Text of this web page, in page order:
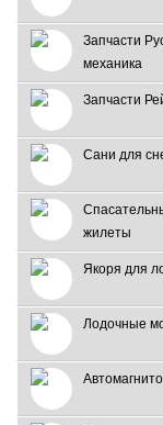
Запчасти
механика
Запчасти
Сани для
жилеты
Якоря для
Лодочные